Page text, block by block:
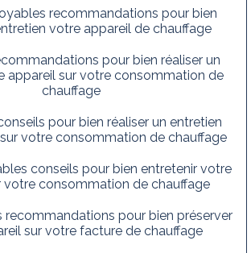
recommandations pour bien
votre appareil de chauffage
pour bien réaliser un
appareil sur votre consommation de
chauffage
pour bien réaliser un entretien
votre consommation de chauffage
conseils pour bien entretenir votre
votre consommation de chauffage
recommandations pour bien préserver
sur votre facture de chauffage